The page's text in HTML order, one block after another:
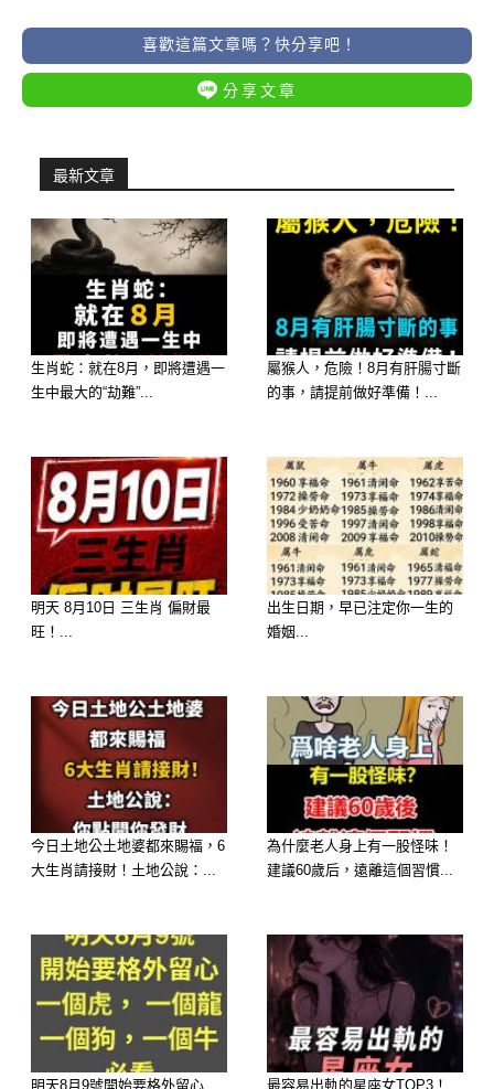
林老先生坐在自家昏暗的客廳，手中攥
桌。
他的心情猶如窗外嵐氣彌漫的天，陰沉
冰冷。
這是一張看似關乎新生命的報告，然而
它恰恰揭開了一場離奇與恥辱交織的家
這張單子上寫著兒媳的名字，可她的丈
夫，林老先生的兒子阿志，已經在一場
交通事故后深度昏迷長達七年。
這個家支離破碎，兒媳就像一座孤島，
無聲地支撐著搖搖欲墜的林家。
的催化劑——兒媳竟然懷孕了！孩子的
父親是誰？
答案如扎入林老先生心口的一根刺，令
他難以呼吸。
喜歡這篇文章嗎？快分享吧！
分享文章
最新文章
生肖蛇：就在8月，即將遭遇一
生中最大的“劫難”...
屬猴人，危險！8月有肝腸寸斷
的事，請提前做好準備！...
明天 8月10日 三生肖 偏財最
旺！...
出生日期，早已注定你一生的
婚姻...
今日土地公土地婆都來賜福，6
大生肖請接財！土地公說：...
為什麼老人身上有一股怪味！
建議60歲后，遠離這個習慣...
明天8月9號開始要格外留心 最容易出軌的星座女TOP3！...